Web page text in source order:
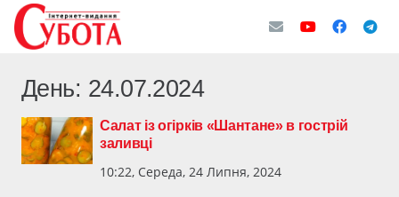
День: 24.07.2024
Салат із огірків «Шантане» в гострій
заливці
10:22, Середа, 24 Липня, 2024